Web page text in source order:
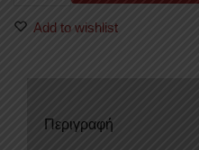
ΡΟΛΟ
BLACK-
Add to wishlist
Περιγραφή